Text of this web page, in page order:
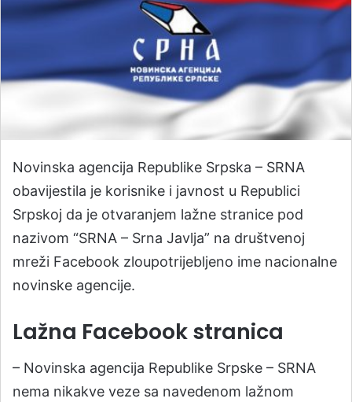
Novinska agencija Republike Srpska – SRNA
obavijestila je korisnike i javnost u Republici
Srpskoj da je otvaranjem lažne stranice pod
nazivom “SRNA – Srna Javlja” na društvenoj
mreži Facebook zloupotrijebljeno ime nacionalne
novinske agencije.
Lažna Facebook stranica
– Novinska agencija Republike Srpske – SRNA
nema nikakve veze sa navedenom lažnom